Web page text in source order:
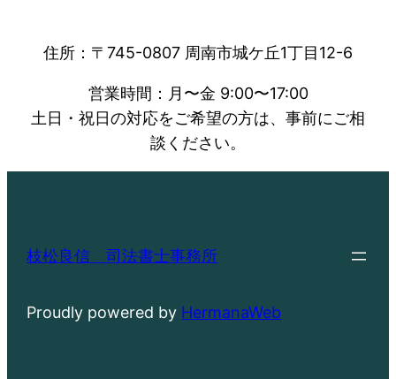
住所：〒745-0807 周南市城ケ丘1丁目12-6
営業時間：月〜金 9:00〜17:00
土日・祝日の対応をご希望の方は、事前にご相
談ください。
枝松良信 司法書士事務所
Proudly powered by HermanaWeb